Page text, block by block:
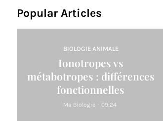
Popular Articles
BIOLOGIE ANIMALE
Ionotropes vs
métabotropes : différences
fonctionnelles
Ma Biologie - 09:24